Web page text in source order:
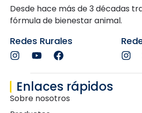
Desde hace más de 3 décadas
fórmula de bienestar animal.
Redes Rurales
Enlaces rápidos
Sobre nosotros